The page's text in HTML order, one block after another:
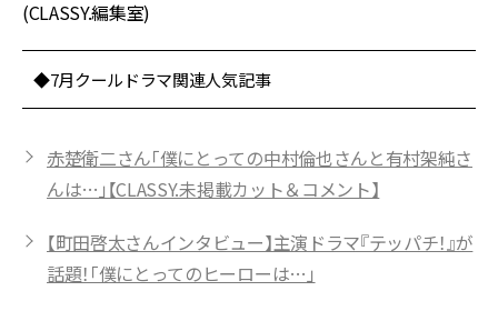
(CLASSY.編集室)
◆7月クールドラマ関連人気記事
赤楚衛二さん「僕にとっての中村倫也さんと有村架純さ
んは…」【CLASSY.未掲載カット＆コメント】
【町田啓太さんインタビュー】主演ドラマ『テッパチ！』が
話題！「僕にとってのヒーローは…」